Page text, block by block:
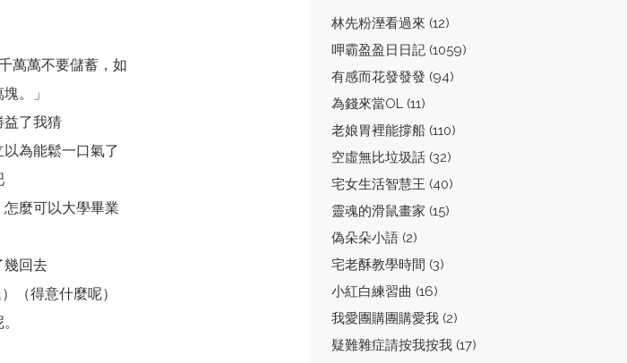
萬萬不要儲蓄，如
。」
益了我猜
為能鬆一口氣了
麼可以大學畢業
幾回去
（得意什麼呢）
林先粉溼看過來 (12)
呷霸盈盈日日記 (1059)
有感而花發發發 (94)
為錢來當OL (11)
老娘胃裡能撐船 (110)
空虛無比垃圾話 (32)
宅女生活智慧王 (40)
靈魂的滑鼠畫家 (15)
偽朵朵小語 (2)
宅老酥教學時間 (3)
小紅白練習曲 (16)
我愛團購團購愛我 (2)
疑難雜症請按我按我 (17)